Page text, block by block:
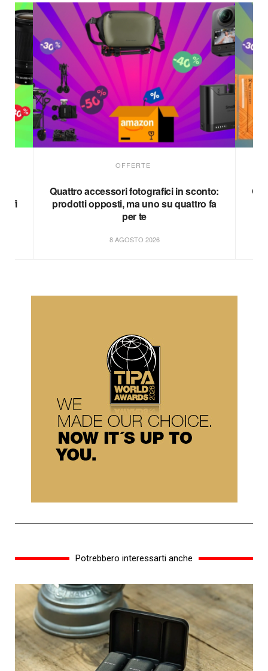
OFFERTE
Quattro accessori fotografici in sconto:
prodotti opposti, ma uno su quattro fa
per te
8 AGOSTO 2026
Potrebbero interessarti anche